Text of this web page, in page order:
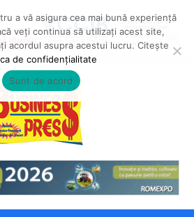
a vă asigura cea mai bună experiență
veți continua să utilizați acest site,
acordul asupra acestui lucru. Citește
de confidențialitate
Sunt de acord